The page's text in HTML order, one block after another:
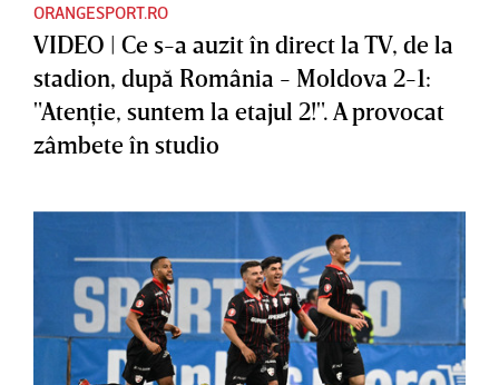
ORANGESPORT.RO
VIDEO | Ce s-a auzit în direct la TV, de la
stadion, după România - Moldova 2-1:
"Atenţie, suntem la etajul 2!". A provocat
zâmbete în studio